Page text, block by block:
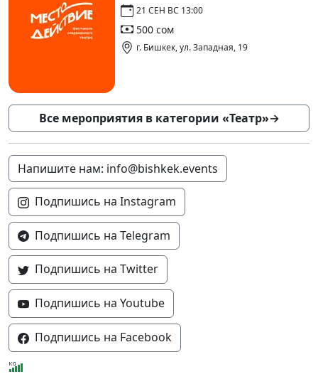
21 СЕН ВС 13:00
500 сом
г. Бишкек, ул. Западная, 19
Все мероприятия в категории «Театр»→
Напишите нам: info@bishkek.events
Подпишись на Instagram
Подпишись на Telegram
Подпишись на Twitter
Подпишись на Youtube
Подпишись на Facebook